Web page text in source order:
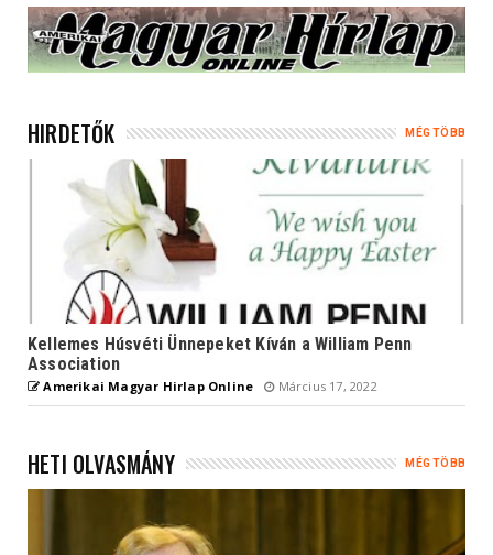
HÍREK
Hírek a világból
HÍREK
News about Hungary
HIRDETŐK MÉG TÖBB
Kellemes Húsvéti Ünnepeket Kíván a William Penn
Association
Amerikai Magyar Hirlap Online Március 17, 2022
HETI OLVASMÁNY MÉG TÖBB